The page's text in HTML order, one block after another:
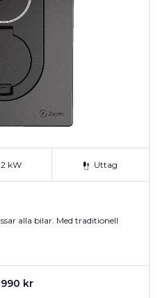
kW Uttag
alla bilar. Med traditionell
kr